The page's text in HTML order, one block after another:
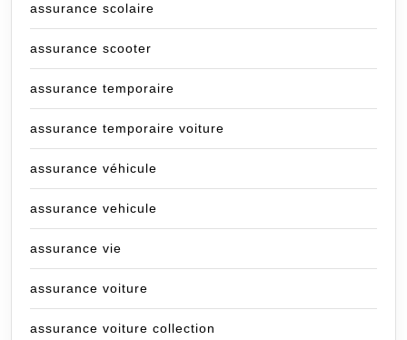
assurance scolaire
assurance scooter
assurance temporaire
assurance temporaire voiture
assurance véhicule
assurance vehicule
assurance vie
assurance voiture
assurance voiture collection